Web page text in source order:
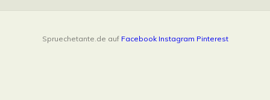
Spruechetante.de auf Facebook Instagram Pinterest